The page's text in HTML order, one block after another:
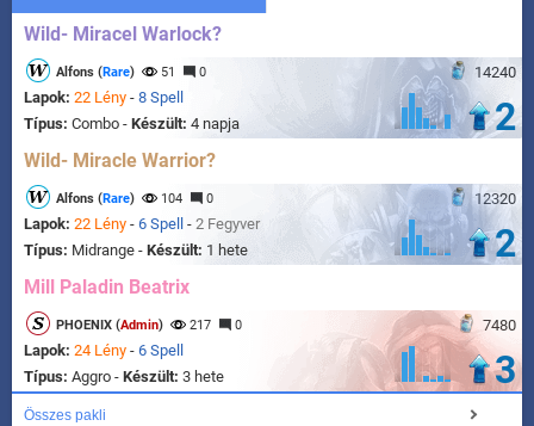
Wild- Miracel Warlock?
14240
Alfons (Rare) 51 0
Lapok: 22 Lény - 8 Spell
Típus: Combo - Készült: 4 napja 2
Wild- Miracle Warrior?
12320
Alfons (Rare) 104 0
Lapok: 22 Lény - 6 Spell - 2 Fegyver
Típus: Midrange - Készült: 1 hete 2
Mill Paladin Beatrix
7480
PHOENIX (Admin) 217 0
Lapok: 24 Lény - 6 Spell
Típus: Aggro - Készült: 3 hete 3
Összes pakli